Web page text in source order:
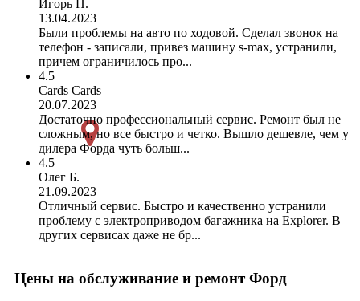
Игорь П.
13.04.2023
Были проблемы на авто по ходовой. Сделал звонок на
телефон - записали, привез машину s-max, устранили,
причем ограничилось про...
4.5
Cards Cards
20.07.2023
Достаточно профессиональный сервис. Ремонт был не
сложным, но все быстро и четко. Вышло дешевле, чем у
дилера Форда чуть больш...
4.5
Олег Б.
21.09.2023
Отличный сервис. Быстро и качественно устранили
проблему с электроприводом багажника на Explorer. В
других сервисах даже не бр...
Цены на обслуживание и ремонт Форд